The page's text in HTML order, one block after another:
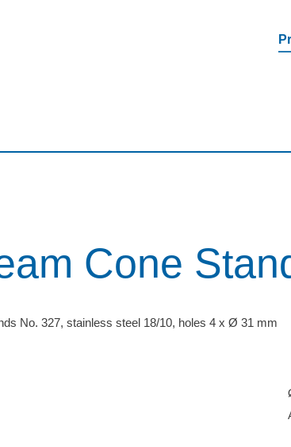
Cone
No. 327, stainless steel 18/10, holes 4 x Ø 31 mm